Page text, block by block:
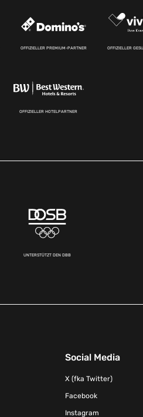
OFFIZIELLER PREMIUM-PARTNER OFFIZIELLER
OFFIZIELLER HOTELPARTNER
UNTERSTÜTZT DEN DBB
Social Media
X (fka Twitter)
Facebook
Instagram